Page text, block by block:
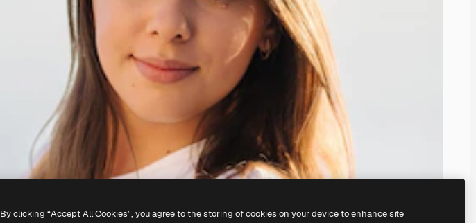
By clicking “Accept All Cookies”, you agree to the storing of cookies on your device to enhance site